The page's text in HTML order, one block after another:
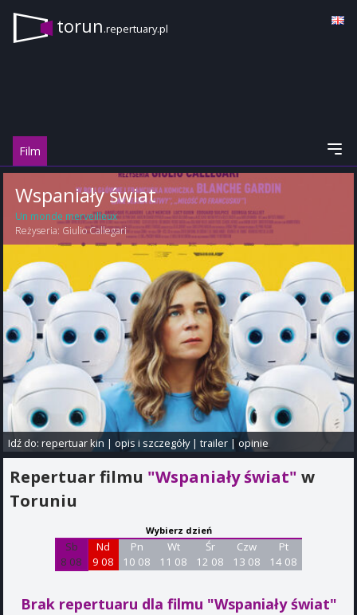
torun.repertuary.pl
Film
Wspaniały świat
Un monde merveilleux
Reżyseria: Giulio Callegari
Idź do:repertuar kin |opis i szczegóły|trailer |opinie
Repertuar filmu "Wspaniały świat" w
Toruniu
Wybierz dzień
Sb
8 08
Nd
9 08
Pn
10 08
Wt
11 08
Śr
12 08
Czw
13 08
Pt
14 08
Brak repertuaru dla filmu "Wspaniały świat"